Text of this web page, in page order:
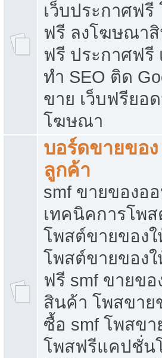
เว็บประกาศฟ
ฟรี ลงโฆษณา
ฟรี ประกาศฟรี
ทำ SEO ติด
ขาย เว็บฟรียอ
โฆษณา
บอร์ดขายของ
ลูกค้า
smf ขายของอ
เทคนิคการโพ
โพสต์ขายของ
โพสต์ขายของ
ฟรี smf ขายข
สินค้า โพสขาย
ซื้อ smf โพสข
โพสฟรีแคปชั่น